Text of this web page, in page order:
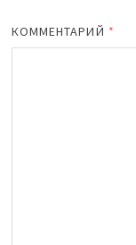
КОММЕНТАРИЙ *